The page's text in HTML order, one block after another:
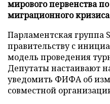
мирового первенства
миграционного
Парламентская группа
правительству с
модель проведения
Депутаты настаивают
уведомить ФИФА об
совместной